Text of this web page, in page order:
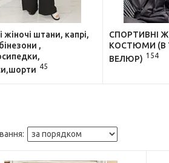
жіночі штани, капрі,
,
45
СПОРТИВНІ
КОСТЮМИ (В
ВЕЛЮР) 154